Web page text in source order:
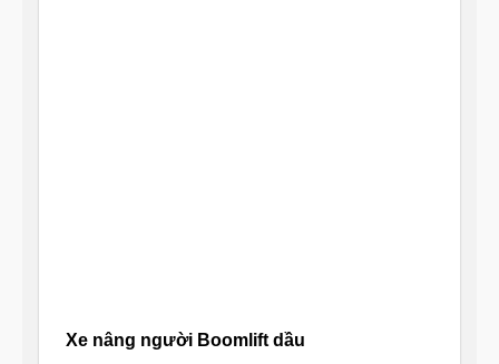
Xe nâng người Boomlift dầu